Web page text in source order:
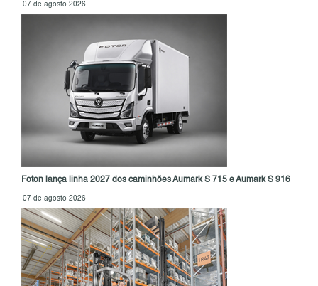
07 de agosto 2026
Foton lança linha 2027 dos caminhões Aumark S 715 e Aumark S 916
07 de agosto 2026